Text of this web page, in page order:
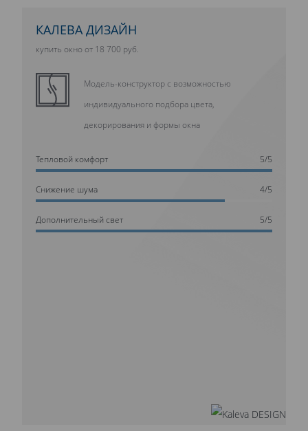
КАЛЕВА ДИЗАЙН
купить окно от 18 700 руб.
Модель-конструктор с возможностью
индивидуального подбора цвета,
декорирования и формы окна
Тепловой комфорт 5/5
Cнижение шума 4/5
Дополнительный свет 5/5